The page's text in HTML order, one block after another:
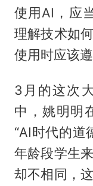
使用AI，应
理解技术如
使用时应该
3月的这次
中，姚明明
“AI时代的道
年龄段学生
却不相同，